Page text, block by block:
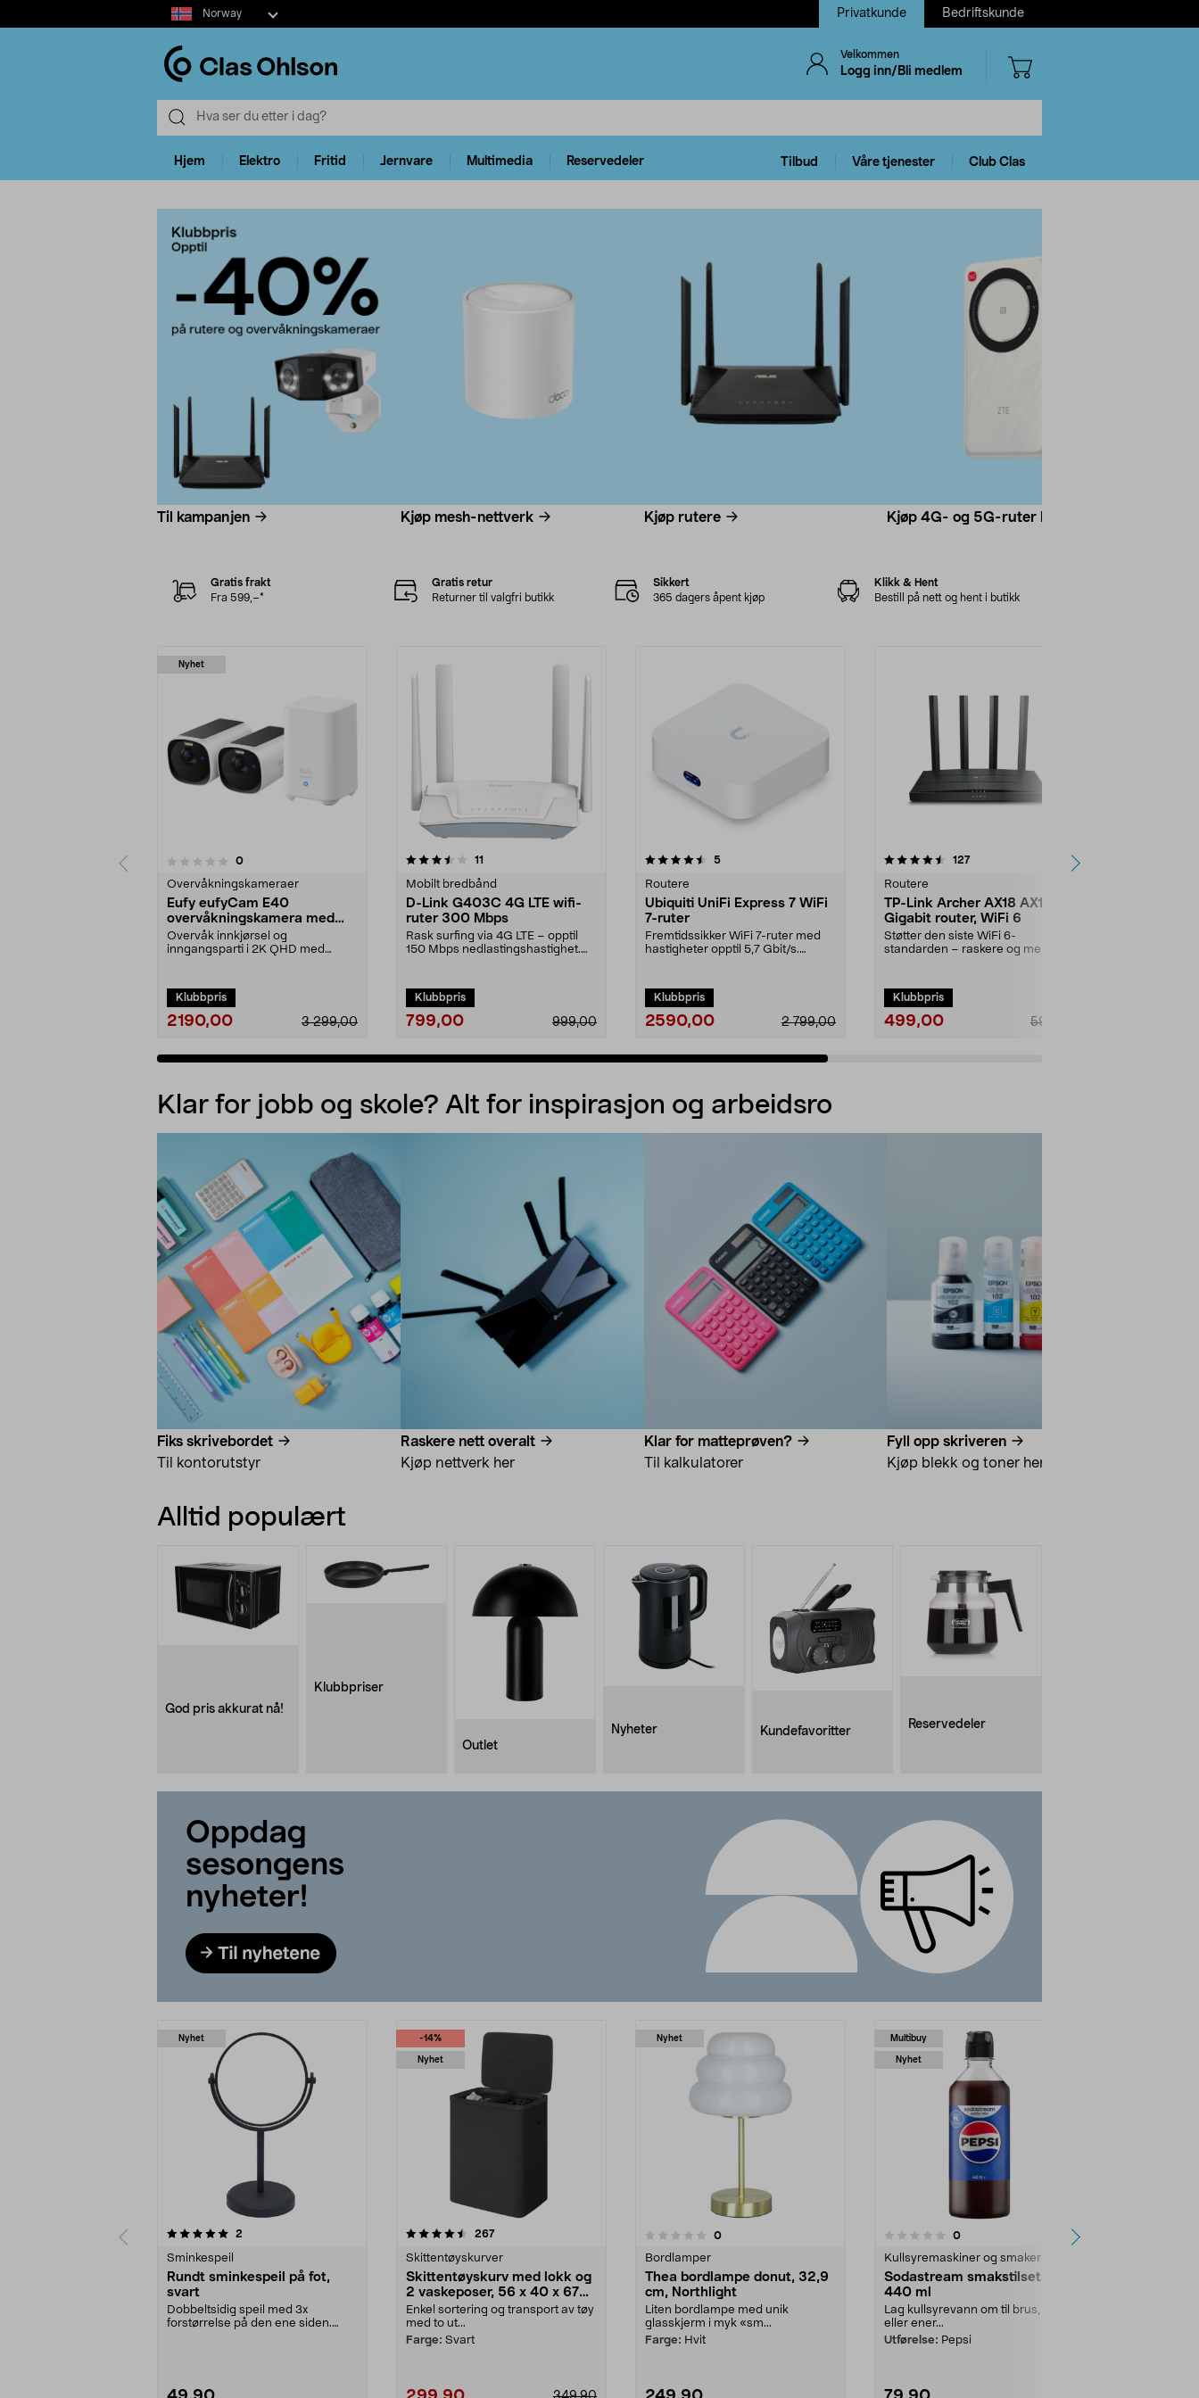
Select
market
Norway Privatkunde Bedriftskunde
Velkommen
Logg inn/Bli medlem
Hjem Elektro Fritid Jernvare Multimedia Reservedeler Tilbud Våre tjenester Club Clas
Til kampanjen Kjøp mesh-nettverk Kjøp rutere Kjøp 4G- og 5G-ruter her
Gratis frakt
Fra 599,–*
Gratis retur
Returner til valgfri butikk
Sikkert
365 dagers åpent kjøp
Klikk & Hent
Bestill på nett og hent i butikk
Nyhet
0anmeldelser
Overvåkningskameraer
Eufy eufyCam E40
overvåkningskamera med
HomeBase 2
Overvåk innkjørsel og
inngangsparti i 2K QHD med
Klubbpris
2190,00 3 299,00
3.5av 5 stjerner 11
Mobilt bredbånd
D-Link G403C 4G LTE wifi-
ruter 300 Mbps
Rask surfing via 4G LTE – opptil
150 Mbps nedlastingshastighet.
Klubbpris
799,00 999,00
4.5av 5 stjerner 5anmeldelser
Routere
Ubiquiti UniFi Express 7 WiFi
7-ruter
Fremtidssikker WiFi 7-ruter med
hastigheter opptil 5,7 Gbit/s.
Klubbpris
2590,00 2 799,00
4.5av 5 stjerner 127anmeldelser
Routere
TP-Link Archer AX18 AX1500
Gigabit router, WiFi 6
Støtter den siste WiFi 6-
standarden – raskere og mer
Klubbpris
499,00 599,00
0.0av 5 stjerner
Klar for jobb og skole? Alt for inspirasjon og arbeidsro
Fiks skrivebordet
Til kontorutstyr
Raskere nett overalt
Kjøp nettverk her
Klar for matteprøven?
Til kalkulatorer
Fyll opp skriveren
Kjøp blekk og toner her
Alltid populært
God pris akkurat nå!
Klubbpriser
Outlet
Nyheter Kundefavoritter
Reservedeler
Nyhet
2
Sminkespeil
Rundt sminkespeil på fot,
svart
Dobbeltsidig speil med 3x
forstørrelse på den ene siden.
-14%
Nyhet
4.5av 5 stjerner 267anmeldelser
Skittentøyskurver
Skittentøyskurv med lokk og
2 vaskeposer, 56 x 40 x 67
cm
Enkel sortering og transport av tøy
med to ut...
Farge: Svart
Nyhet
0.0av 5 stjerner 0anmeldelser
Bordlamper
Thea bordlampe donut, 32,9
cm, Northlight
Liten bordlampe med unik
glasskjerm i myk «sm...
Farge: Hvit
Multibuy
Nyhet
0.0av 5 stjerner 0anmeldelser
Kullsyremaskiner og smaker
Sodastream smakstilsetning,
440 ml
Lag kullsyrevann om til brus, iste
eller ener...
Utførelse: Pepsi
4.0av 5 stjerner